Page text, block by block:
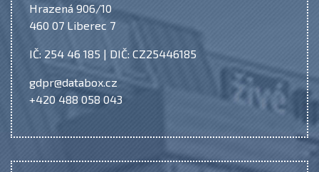
Hrazená 906/10
460 07 Liberec 7
IČ: 254 46 185 | DIČ: CZ25446185
gdpr@databox.cz
+420 488 058 043